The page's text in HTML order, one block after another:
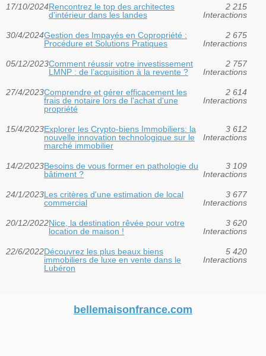
17/10/2024Rencontrez le top des architectes
d'intérieur dans les landes
2 215
Interactions
30/4/2024Gestion des Impayés en Copropriété :
Procédure et Solutions Pratiques
2 675
Interactions
05/12/2023Comment réussir votre investissement
LMNP : de l’acquisition à la revente ?
2 757
Interactions
27/4/2023Comprendre et gérer efficacement les
frais de notaire lors de l'achat d'une
propriété
2 614
Interactions
15/4/2023Explorer les Crypto-biens Immobiliers: la
nouvelle innovation technologique sur le
marché immobilier
3 612
Interactions
14/2/2023Besoins de vous former en pathologie du
bâtiment ?
3 109
Interactions
24/1/2023Les critères d'une estimation de local
commercial
3 677
Interactions
20/12/2022Nice, la destination rêvée pour votre
location de maison !
3 620
Interactions
22/6/2022Découvrez les plus beaux biens
immobiliers de luxe en vente dans le
Lubéron
5 420
Interactions
bellemaisonfrance.com